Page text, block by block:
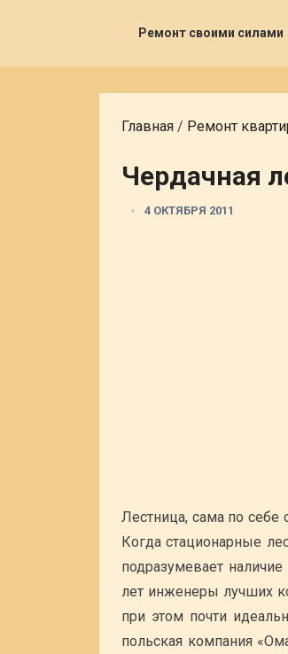
Ремонт своими силами
Главная / Ремонт
Чердачная
4 ОКТЯБРЯ 2011
Лестница, сама по себе
Когда стационарные
подразумевает
лет инженеры лучших
при этом почти
польская компания